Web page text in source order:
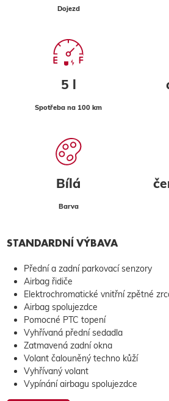
Dojezd
5 l
Spotřeba na 100 km
Bílá
Barva
STANDARDNÍ VÝBAVA
Přední a zadní parkovací senzory
Airbag řidiče
Elektrochromatické vnitřní zpětné
Airbag spolujezdce
Pomocné PTC topení
Vyhřívaná přední sedadla
Zatmavená zadní okna
Volant čalouněný techno kůží
Vyhřívaný volant
Vypínání airbagu spolujezdce